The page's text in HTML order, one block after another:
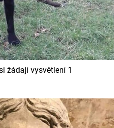
žádají vysvětlení 1